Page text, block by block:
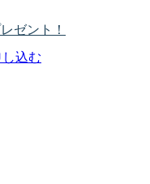
ゼント！
込む